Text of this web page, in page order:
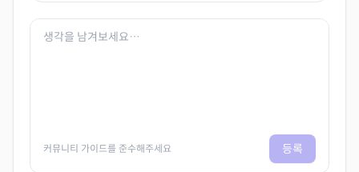
커뮤니티 가이드를 준수해주세요 등록